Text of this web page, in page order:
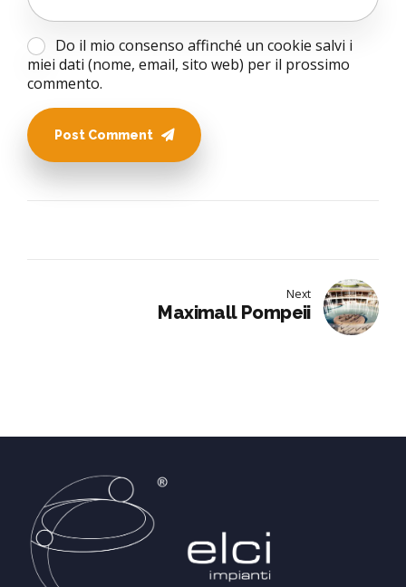
Do il mio consenso affinché un cookie salvi i
miei dati (nome, email, sito web) per il prossimo
commento.
Post Comment
Next
Maximall Pompeii